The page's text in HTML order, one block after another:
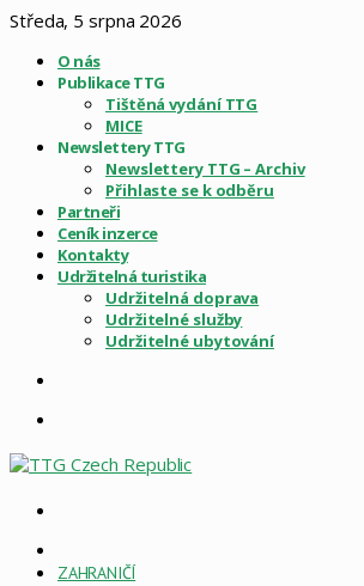
Středa, 5 srpna 2026
O nás
Publikace TTG
Tištěná vydání TTG
MICE
Newslettery TTG
Newslettery TTG – Archiv
Přihlaste se k odběru
Partneři
Ceník inzerce
Kontakty
Udržitelná turistika
Udržitelná doprava
Udržitelné služby
Udržitelné ubytování
STRÁNKA
ZAHRANIČÍ